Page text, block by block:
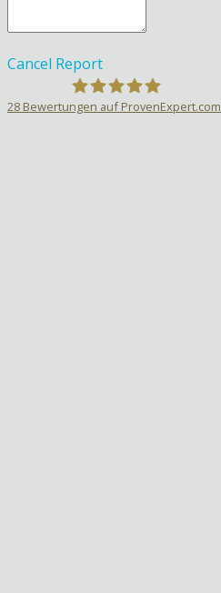
Cancel Report
28 Bewertungen auf ProvenExpert.com